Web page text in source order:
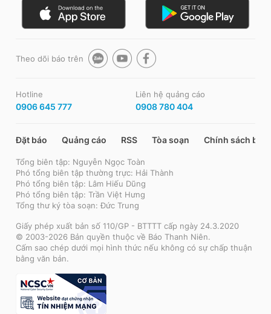
Theo dõi báo trên
Hotline
0906 645 777
Liên hệ quảng cáo
0908 780 404
Đặt báo Quảng cáo RSS Tòa soạn Chính sách bảo
Tổng biên tập: Nguyễn Ngọc Toàn
Phó tổng biên tập thường trực: Hải Thành
Phó tổng biên tập: Lâm Hiếu Dũng
Phó tổng biên tập: Trần Việt Hưng
Tổng thư ký tòa soạn: Đức Trung
Giấy phép xuất bản số 110/GP - BTTTT cấp ngày 24.3.2020
© 2003-2026 Bản quyền thuộc về Báo Thanh Niên.
Cấm sao chép dưới mọi hình thức nếu không có sự chấp thuận
bằng văn bản.